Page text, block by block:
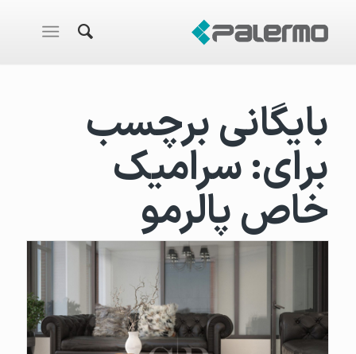
بایگانی برچسب
برای:سرامیک
خاص پالرمو